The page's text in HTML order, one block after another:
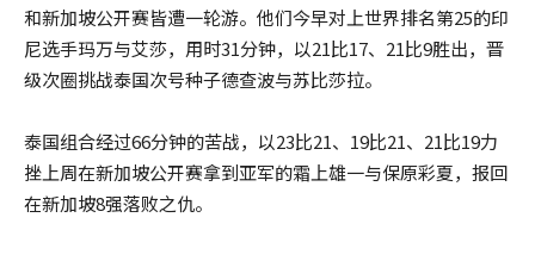
和新加坡公开赛皆遭一轮游。他们今早对上世界排名第25的印
尼选手玛万与艾莎，用时31分钟，以21比17、21比9胜出，晋
级次圈挑战泰国次号种子德查波与苏比莎拉。
泰国组合经过66分钟的苦战，以23比21、19比21、21比19力
挫上周在新加坡公开赛拿到亚军的霜上雄一与保原彩夏，报回
在新加坡8强落败之仇。